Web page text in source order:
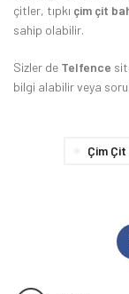
çitler, tıpkı çim çit
sahip olabilir.
Sizler de Telfence
bilgi alabilir veya
Çim